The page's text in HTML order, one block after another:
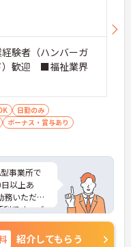
験者（ハンバーガ
）歓迎 ■福祉業界
日勤のみ
ボーナス・賞与あり
事業所で
以上あ
務いただけ
利です。ご
、さらに詳
さい！
紹介してもらう